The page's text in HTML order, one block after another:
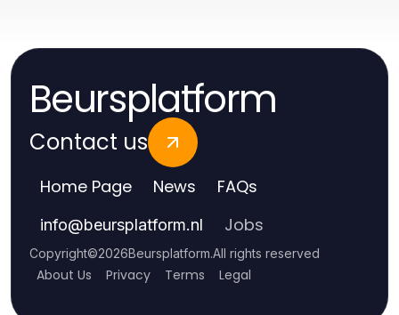
Beursplatform
Contact us
Home Page News FAQs
info@beursplatform.nl Jobs
Copyright©2026Beursplatform.All rights reserved
About Us Privacy Terms Legal